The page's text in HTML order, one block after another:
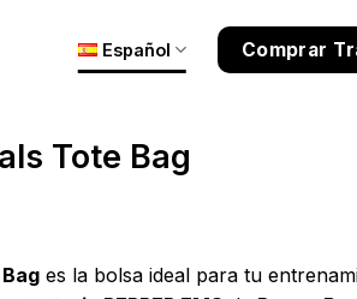
Español Comprar
Tote Bag
es la bolsa ideal para tu